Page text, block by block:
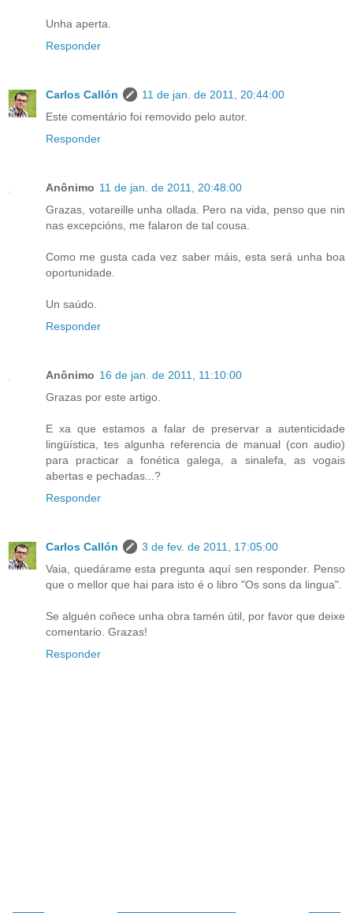
Unha aperta.
Responder
Carlos Callón
11 de jan. de 2011, 20:44:00
Este comentário foi removido pelo autor.
Responder
Anônimo 11 de jan. de 2011, 20:48:00
Grazas, votareille unha ollada. Pero na vida, penso que nin
nas excepcións, me falaron de tal cousa.
Como me gusta cada vez saber máis, esta será unha boa
oportunidade.
Un saúdo.
Responder
Anônimo 16 de jan. de 2011, 11:10:00
Grazas por este artigo.
E xa que estamos a falar de preservar a autenticidade
lingüística, tes algunha referencia de manual (con audio)
para practicar a fonética galega, a sinalefa, as vogais
abertas e pechadas...?
Responder
Carlos Callón
3 de fev. de 2011, 17:05:00
Vaia, quedárame esta pregunta aquí sen responder. Penso
que o mellor que hai para isto é o libro "Os sons da lingua".
Se alguén coñece unha obra tamén útil, por favor que deixe
comentario. Grazas!
Responder